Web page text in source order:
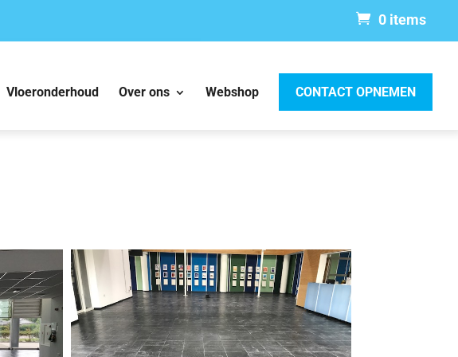
0 items
Vloeronderhoud Over ons Webshop CONTACT OPNEMEN